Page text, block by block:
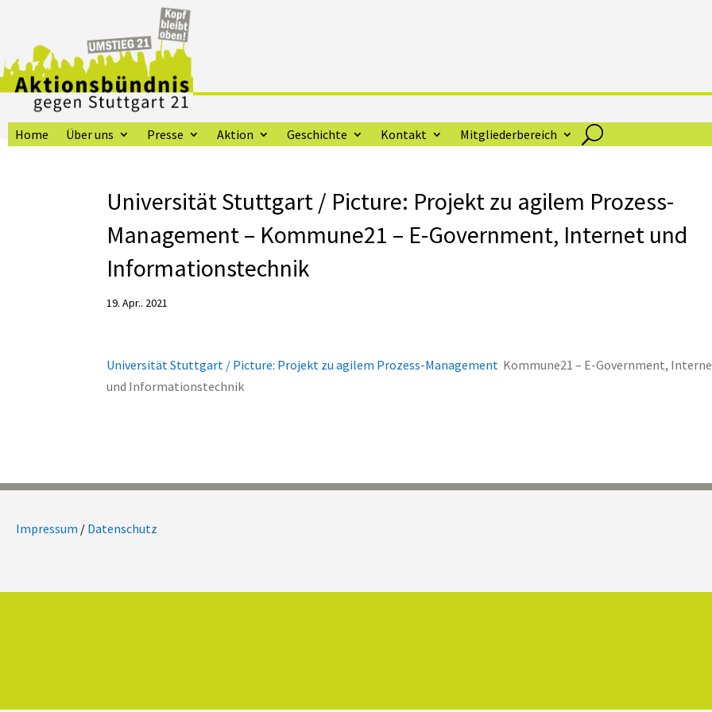
Home Über uns Presse Aktion Geschichte Kontakt Mitgliederbereich
Universität Stuttgart / Picture: Projekt zu agilem Prozess-
Management – Kommune21 – E-Government, Internet und
Informationstechnik
19. Apr.. 2021
Universität Stuttgart / Picture: Projekt zu agilem Prozess-Management Kommune21 – E-Government,
und Informationstechnik
Impressum / Datenschutz